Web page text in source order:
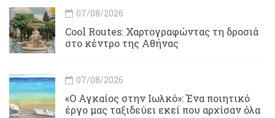
07/08/2026
Cool Routes: Χαρτογραφώντας τη δροσιά
στο κέντρο της Αθήνας
07/08/2026
«Ο Αγκαίος στην Ιωλκό»: Ένα ποιητικό
έργο μας ταξιδεύει εκεί που αρχίσαν όλα